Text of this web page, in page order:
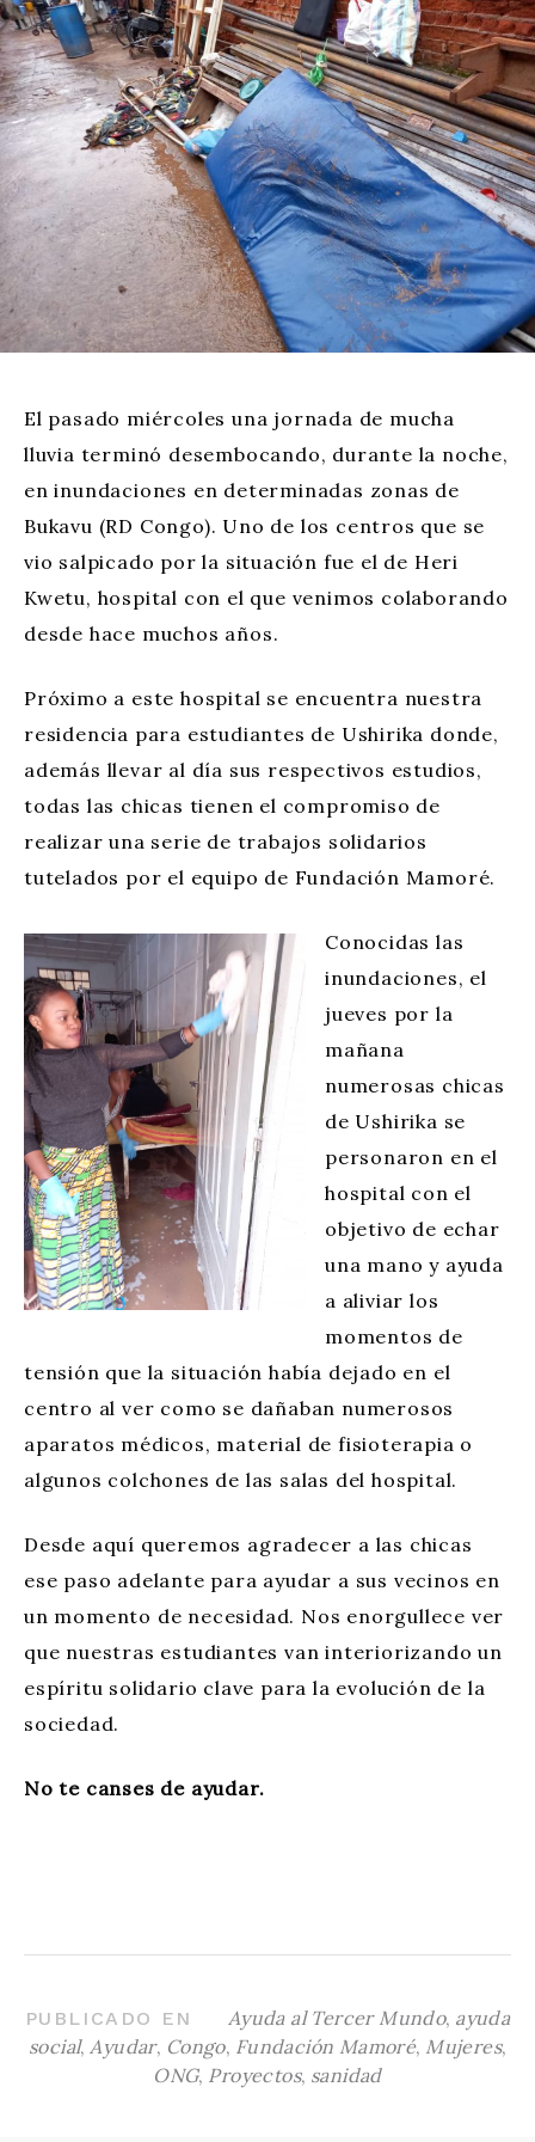
El pasado miércoles una jornada de mucha
lluvia terminó desembocando, durante la noche,
en inundaciones en determinadas zonas de
Bukavu (RD Congo). Uno de los centros que se
vio salpicado por la situación fue el de Heri
Kwetu, hospital con el que venimos colaborando
desde hace muchos años.
Próximo a este hospital se encuentra nuestra
residencia para estudiantes de Ushirika donde,
además llevar al día sus respectivos estudios,
todas las chicas tienen el compromiso de
realizar una serie de trabajos solidarios
tutelados por el equipo de Fundación Mamoré.
Conocidas las
inundaciones, el
jueves por la
mañana
numerosas chicas
de Ushirika se
personaron en el
hospital con el
objetivo de echar
una mano y ayuda
a aliviar los
momentos de
tensión que la situación había dejado en el
centro al ver como se dañaban numerosos
aparatos médicos, material de fisioterapia o
algunos colchones de las salas del hospital.
Desde aquí queremos agradecer a las chicas
ese paso adelante para ayudar a sus vecinos en
un momento de necesidad. Nos enorgullece ver
que nuestras estudiantes van interiorizando un
espíritu solidario clave para la evolución de la
sociedad.
No te canses de ayudar.
PUBLICADO EN Ayuda al Tercer Mundo, ayuda
social,Ayudar, Congo, Fundación Mamoré, Mujeres,
ONG, Proyectos, sanidad